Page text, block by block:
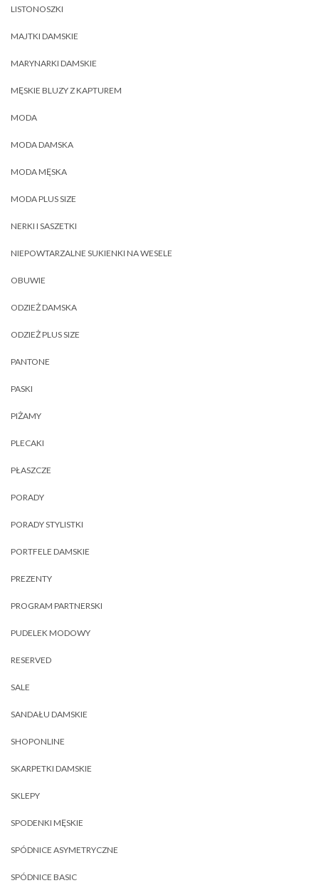
LISTONOSZKI
MAJTKI DAMSKIE
MARYNARKI DAMSKIE
MĘSKIE BLUZY Z KAPTUREM
MODA
MODA DAMSKA
MODA MĘSKA
MODA PLUS SIZE
NERKI I SASZETKI
NIEPOWTARZALNE SUKIENKI NA WESELE
OBUWIE
ODZIEŻ DAMSKA
ODZIEŻ PLUS SIZE
PANTONE
PASKI
PIŻAMY
PLECAKI
PŁASZCZE
PORADY
PORADY STYLISTKI
PORTFELE DAMSKIE
PREZENTY
PROGRAM PARTNERSKI
PUDELEK MODOWY
RESERVED
SALE
SANDAŁU DAMSKIE
SHOPONLINE
SKARPETKI DAMSKIE
SKLEPY
SPODENKI MĘSKIE
SPÓDNICE ASYMETRYCZNE
SPÓDNICE BASIC